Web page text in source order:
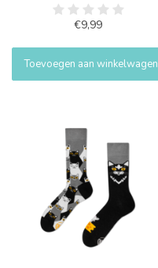
€9,99
Toevoegen aan winkelwagen